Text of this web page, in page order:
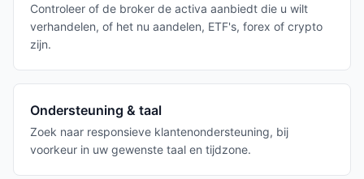
Controleer of de broker de activa aanbiedt die u wilt
verhandelen, of het nu aandelen, ETF's, forex of crypto
zijn.
Ondersteuning & taal
Zoek naar responsieve klantenondersteuning, bij
voorkeur in uw gewenste taal en tijdzone.